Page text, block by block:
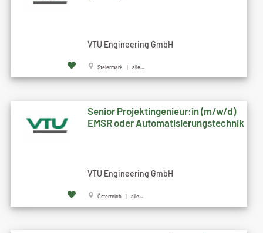
VTU Engineering GmbH
Steiermark | alle...
Senior Projektingenieur:in (m/w/d)
EMSR oder Automatisierungstechnik
VTU Engineering GmbH
Österreich | alle...